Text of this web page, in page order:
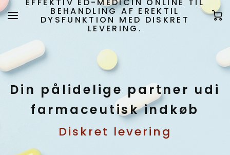
BEHANDLING AF EREKTIL
DYSFUNKTION MED DISKRET
LEVERING.
Din pålidelige partner udi
farmaceutisk indkøb
Diskret levering